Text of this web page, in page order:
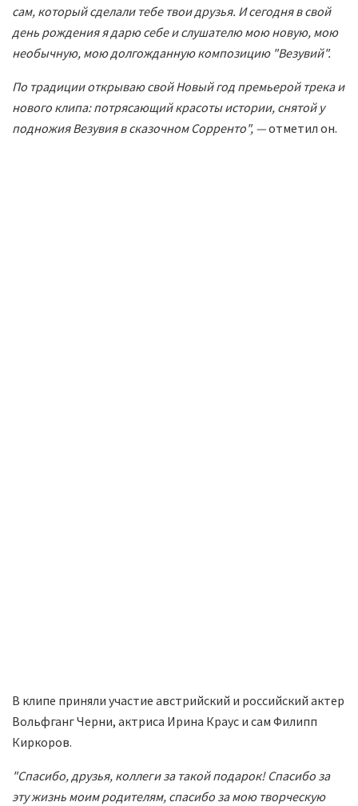
сам, который сделали тебе твои друзья. И сегодня в свой
день рождения я дарю себе и слушателю мою новую, мою
необычную, мою долгожданную композицию "Везувий".
По традиции открываю свой Новый год премьерой трека и
нового клипа: потрясающий красоты истории, снятой у
подножия Везувия в сказочном Сорренто", —отметил он.
В клипе приняли участие австрийский и российский актер
Вольфганг Черни, актриса Ирина Краус и сам Филипп
Киркоров.
"Спасибо, друзья, коллеги за такой подарок! Спасибо за
эту жизнь моим родителям, спасибо за мою творческую